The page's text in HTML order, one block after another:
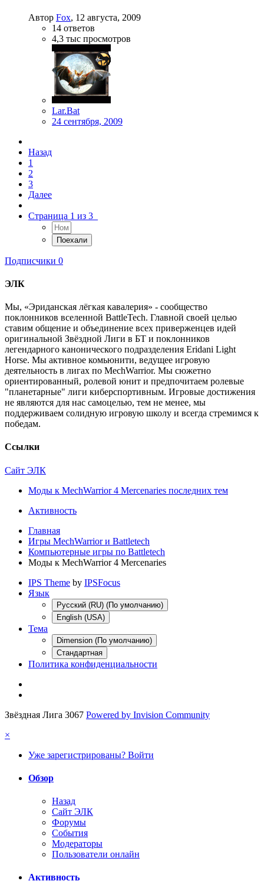
Автор Fox, 12 августа, 2009
14 ответов
4,3 тыс просмотров
Lar.Bat
24 сентября, 2009
Назад
1
2
3
Далее
Страница 1 из 3
Подписчики 0
ЭЛК
Мы, «Эриданская лёгкая кавалерия» - сообщество
поклонников вселенной BattleTech. Главной своей целью
ставим общение и объединение всех приверженцев идей
оригинальной Звёздной Лиги в БТ и поклонников
легендарного канонического подразделения Eridani Light
Horse. Мы активное комьюнити, ведущее игровую
деятельность в лигах по MechWarrior. Мы сюжетно
ориентированный, ролевой юнит и предпочитаем ролевые
"планетарные" лиги киберспортивным. Игровые достижения
не являются для нас самоцелью, тем не менее, мы
поддерживаем солидную игровую школу и всегда стремимся к
победам.
Ссылки
Сайт ЭЛК
Моды к MechWarrior 4 Mercenaries последних тем
Активность
Главная
Игры MechWarrior и Battletech
Компьютерные игры по Battletech
Моды к MechWarrior 4 Mercenaries
IPS Theme by IPSFocus
Язык
Русский (RU) (По умолчанию)
English (USA)
Тема
Dimension (По умолчанию)
Стандартная
Политика конфиденциальности
Звёздная Лига 3067 Powered by Invision Community
×
Уже зарегистрированы? Войти
Обзор
Назад
Сайт ЭЛК
Форумы
События
Модераторы
Пользователи онлайн
Активность